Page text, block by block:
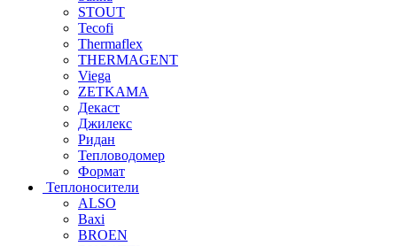
STOUT
Tecofi
Thermaflex
THERMAGENT
Viega
ZETKAMA
Декаст
Джилекс
Ридан
Тепловодомер
Формат
Теплоносители
ALSO
Baxi
BROEN